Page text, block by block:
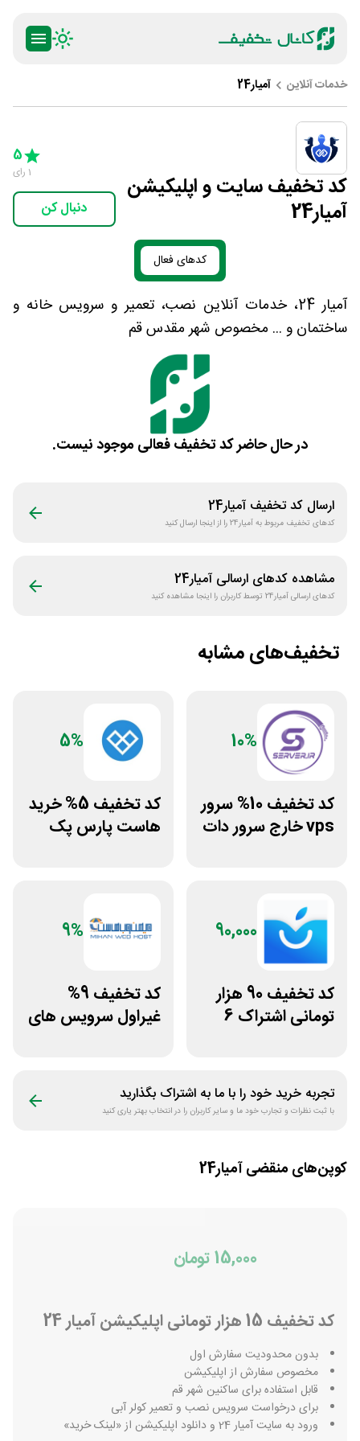
خدمات آنلاین آمیار24
کد تخفیف سایت و اپلیکیشن
آمیار24
5 Stars
5
1 رای
دنبال کن
کدهای فعال
آمیار 24، خدمات آنلاین نصب، تعمیر و سرویس خانه و
ساختمان و ... مخصوص شهر مقدس قم
در حال حاضر کد تخفیف فعالی موجود نیست.
ارسال کد تخفیف آمیار24
کدهای تخفیف مربوط بهآمیار24 را از اینجا ارسال کنید
مشاهده کدهای ارسالی آمیار24
کدهای ارسالیآمیار24 توسط کاربران را اینجا مشاهده کنید
تخفیف‌های مشابه
10%
کد تخفیف 10% سرور
vps خارج سرور دات
5%
کد تخفیف 5% خرید
هاست پارس پک
90,000
کد تخفیف 90 هزار
تومانی اشتراک 6
9%
کد تخفیف 9%
غیراول سرویس های
تجربه خرید خود را با ما به اشتراک بگذارید
با ثبت نظرات و تجارب خود ما و سایر کاربران را در انتخاب بهتر یاری کنید
کوپن‌های منقضیآمیار24
15,000 تومان
کد تخفیف 15 هزار تومانی اپلیکیشن آمیار 24
بدون محدودیت سفارش اول
مخصوص سفارش از اپلیکیشن
قابل استفاده برای ساکنین شهر قم
برای درخواست سرویس نصب و تعمیر کولر آبی
ورود به سایت آمیار 24 و دانلود اپلیکیشن از «لینک خرید»